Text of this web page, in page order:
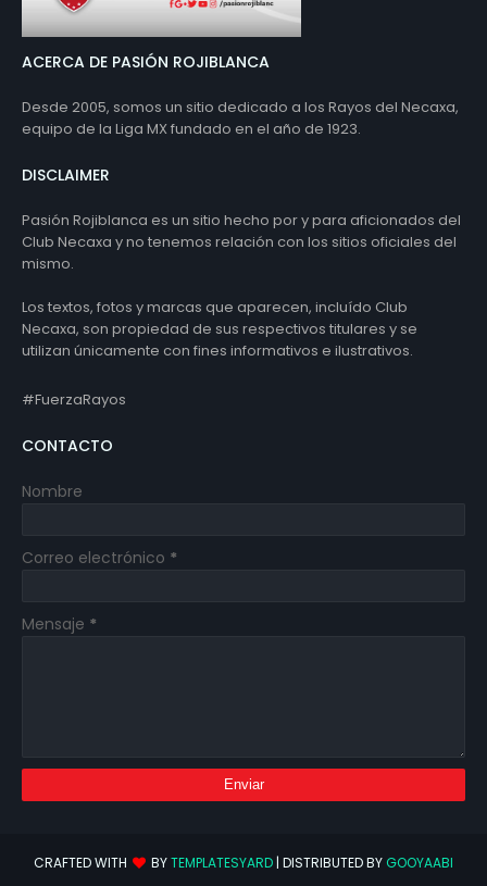
ACERCA DE PASIÓN ROJIBLANCA
Desde 2005, somos un sitio dedicado a los Rayos del Necaxa,
equipo de la Liga MX fundado en el año de 1923.
DISCLAIMER
Pasión Rojiblanca es un sitio hecho por y para aficionados del
Club Necaxa y no tenemos relación con los sitios oficiales del
mismo.
Los textos, fotos y marcas que aparecen, incluído Club
Necaxa, son propiedad de sus respectivos titulares y se
utilizan únicamente con fines informativos e ilustrativos.
#FuerzaRayos
CONTACTO
Nombre
Correo electrónico *
Mensaje *
CRAFTED WITH BYTEMPLATESYARD | DISTRIBUTED BY GOOYAABI